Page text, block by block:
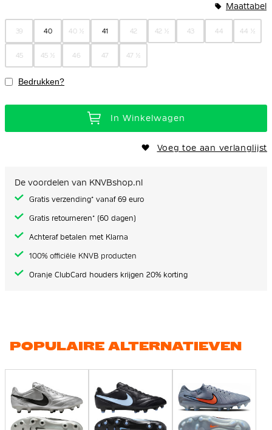
39 40 40 ½ 41 42 42 ½ 43 44 44 ½
45 45 ½ 46 47 47 ½
Maattabel
Bedrukken?
In Winkelwagen
Voeg toe aan verlanglijst
De voordelen van KNVBshop.nl
Gratis verzending* vanaf 69 euro
Gratis retourneren* (60 dagen)
Achteraf betalen met Klarna
100% officiële KNVB producten
Oranje ClubCard houders krijgen 20% korting
POPULAIRE ALTERNATIEVEN